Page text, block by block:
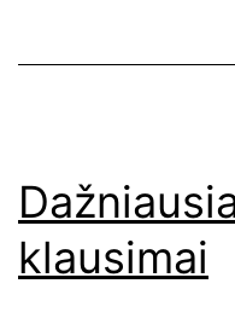
klausimai